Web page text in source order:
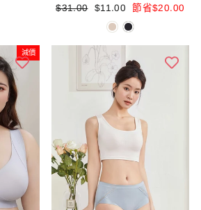
正
格
$31.00
減
格
$11.00 節省$20.00
減價